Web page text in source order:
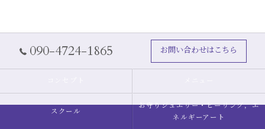
090-4724-1865 お問い合わせはこちら
スクール
お守りジュエリー・ヒーリング，エ
ネルギーアート